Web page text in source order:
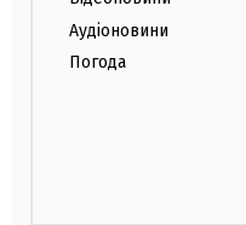
Аудіоновини
Погода